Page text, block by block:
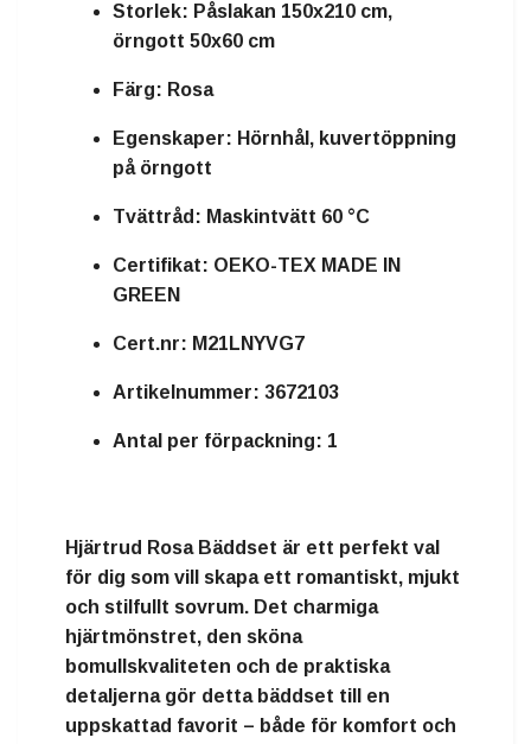
Storlek: Påslakan 150x210 cm,
örngott 50x60 cm
Färg: Rosa
Egenskaper: Hörnhål, kuvertöppning
på örngott
Tvättråd: Maskintvätt 60 °C
Certifikat: OEKO-TEX MADE IN
GREEN
Cert.nr: M21LNYVG7
Artikelnummer: 3672103
Antal per förpackning: 1
Hjärtrud Rosa Bäddset är ett perfekt val
för dig som vill skapa ett romantiskt, mjukt
och stilfullt sovrum. Det charmiga
hjärtmönstret, den sköna
bomullskvaliteten och de praktiska
detaljerna gör detta bäddset till en
uppskattad favorit – både för komfort och